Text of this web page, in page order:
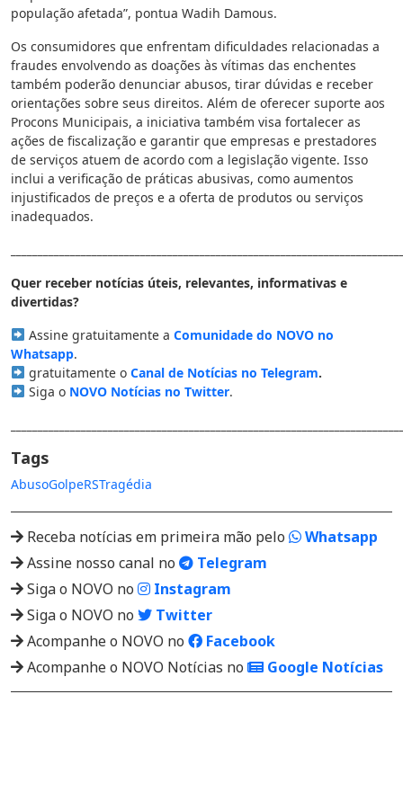
população afetada”, pontua Wadih Damous.
Os consumidores que enfrentam dificuldades relacionadas a
fraudes envolvendo as doações às vítimas das enchentes
também poderão denunciar abusos, tirar dúvidas e receber
orientações sobre seus direitos. Além de oferecer suporte aos
Procons Municipais, a iniciativa também visa fortalecer as
ações de fiscalização e garantir que empresas e prestadores
de serviços atuem de acordo com a legislação vigente. Isso
inclui a verificação de práticas abusivas, como aumentos
injustificados de preços e a oferta de produtos ou serviços
inadequados.
Quer receber notícias úteis, relevantes, informativas e
divertidas?
Assine gratuitamente a Comunidade do NOVO no
Whatsapp.
gratuitamente o Canal de Notícias no Telegram.
Siga o NOVO Notícias no Twitter.
Tags
AbusoGolpeRSTragédia
Receba notícias em primeira mão pelo
Whatsapp
Assine nosso canal no
Telegram
Siga o NOVO no
Instagram
Siga o NOVO no
Twitter
Acompanhe o NOVO no
Facebook
Acompanhe o NOVO Notícias no
Google Notícias